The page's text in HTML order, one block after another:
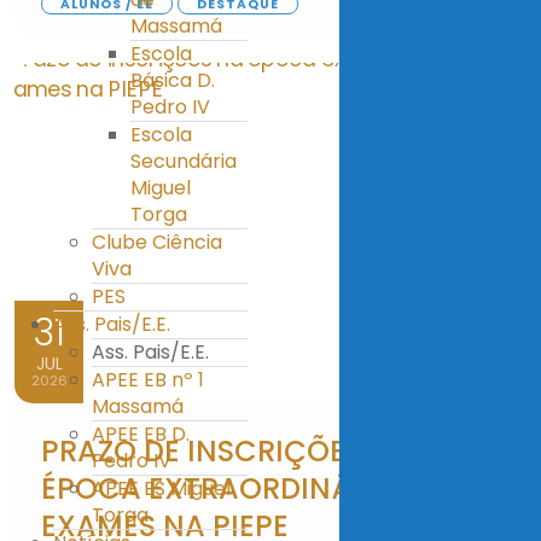
Massamá
Escola
Básica D.
Pedro IV
Escola
Secundária
Miguel
Torga
Clube Ciência
Viva
PES
Ass. Pais/E.E.
Ass. Pais/E.E.
APEE EB nº 1
Massamá
APEE EB D.
Pedro IV
APEE ES Miguel
Torga
ALUNOS / EE DESTAQUE
31
JUL
2026
PRAZO DE INSCRIÇÕES NA
ÉPOCA EXTRAORDINÁRIA DE
EXAMES NA PIEPE